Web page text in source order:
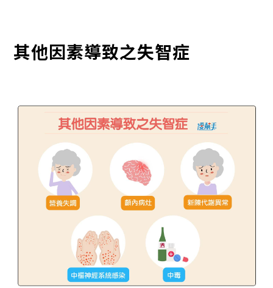
其他因素導致之失智症